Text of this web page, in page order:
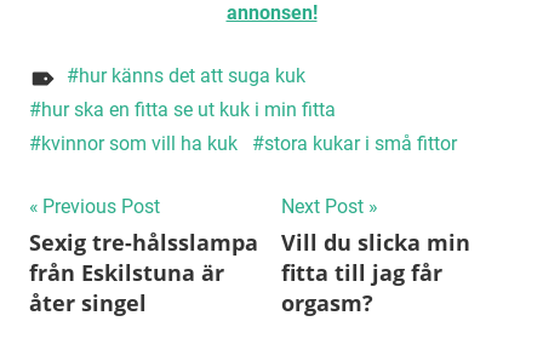
annonsen!
hur känns det att suga kuk
hur ska en fitta se ut kuk i min fitta
kvinnor som vill ha kuk
stora kukar i små fittor
Inläggsnavigering
Previous Post
Sexig tre-hålsslampa
från Eskilstuna är
åter singel
Next Post
Vill du slicka min
fitta till jag får
orgasm?